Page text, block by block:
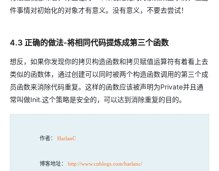
件事情对初始化的对象才有意义。没有意义，不要去尝试！
4.3 正确的做法-将相同代码提炼成第三个函数
想反，如果你发现你的拷贝构造函数和拷贝赋值运算符有着看上去
类似的函数体，通过创建可以同时被两个构造函数调用的第三个成
员函数来消除代码重复。这样的函数应该被声明为Private并且通
常叫做Init.这个策略是安全的，可以达到消除重复的目的。
作者： HarlanC
博客地址： http://www.cnblogs.com/harlanc/